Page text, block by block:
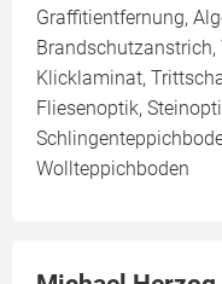
Graffitientfernung,
Brandschutzanstrich,
Klicklaminat,
Fliesenoptik,
Wollteppichboden